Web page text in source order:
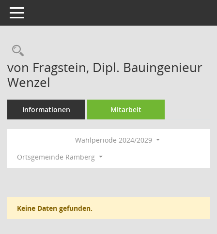
Toggle navigation
Rechercheauswahl
von Fragstein, Dipl. Bauingenieur
Wenzel
Informationen Mitarbeit
Wahlperiode 2024/2029
Ortsgemeinde Ramberg
Keine Daten gefunden.